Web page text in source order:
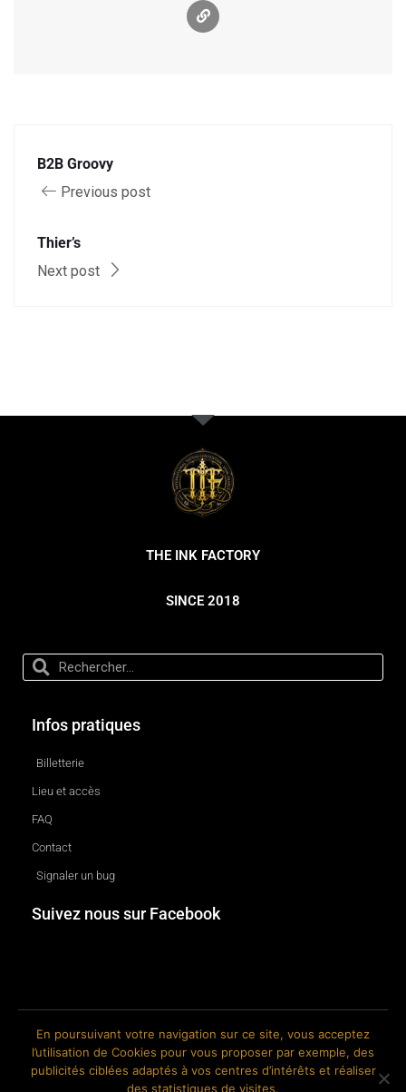
B2B Groovy
Previous post
Thier’s
Next post
THE INK FACTORY
SINCE 2018
Infos pratiques
Billetterie
Lieu et accès
FAQ
Contact
Signaler un bug
Suivez nous sur Facebook
© 2018-2026 The Ink Factory. Site web réalisé par Roland CAUVIN.
En poursuivant votre navigation sur ce site, vous acceptez
l’utilisation de Cookies pour vous proposer par exemple, des
publicités ciblées adaptés à vos centres d’intérêts et réaliser
des statistiques de visites.